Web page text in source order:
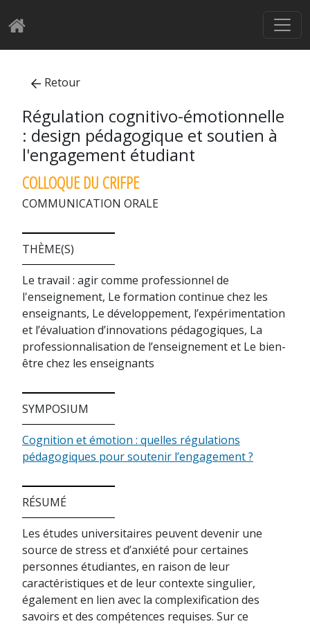
Retour
Régulation cognitivo-émotionnelle
: design pédagogique et soutien à
l'engagement étudiant
COLLOQUE DU CRIFPE
COMMUNICATION ORALE
THÈME(S)
Le travail : agir comme professionnel de
l'enseignement, Le formation continue chez les
enseignants, Le développement, l’expérimentation
et l’évaluation d’innovations pédagogiques, La
professionnalisation de l’enseignement et Le bien-
être chez les enseignants
SYMPOSIUM
Cognition et émotion : quelles régulations
pédagogiques pour soutenir l’engagement ?
RÉSUMÉ
Les études universitaires peuvent devenir une
source de stress et d’anxiété pour certaines
personnes étudiantes, en raison de leur
caractéristiques et de leur contexte singulier,
également en lien avec la complexification des
savoirs et des compétences requises. Sur ce